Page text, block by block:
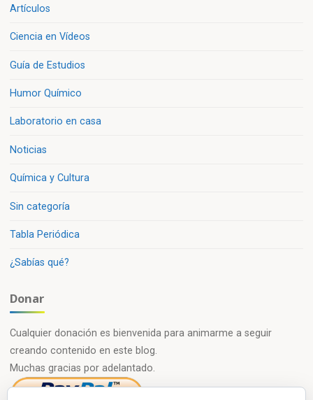
Artículos
Ciencia en Vídeos
Guía de Estudios
Humor Químico
Laboratorio en casa
Noticias
Química y Cultura
Sin categoría
Tabla Periódica
¿Sabías qué?
Donar
Cualquier donación es bienvenida para animarme a seguir
creando contenido en este blog.
Muchas gracias por adelantado.